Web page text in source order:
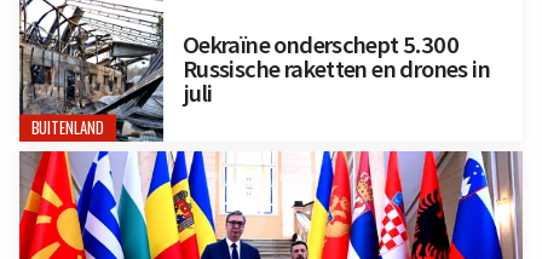
BUITENLAND
Oekraïne onderschept 5.300
Russische raketten en drones in
juli